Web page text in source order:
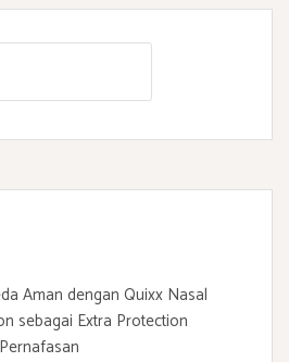
Aman dengan Quixx Nasal
sebagai Extra Protection